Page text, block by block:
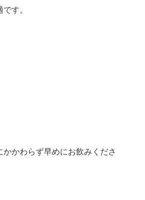
す。
かわらず早めにお飲みくださ